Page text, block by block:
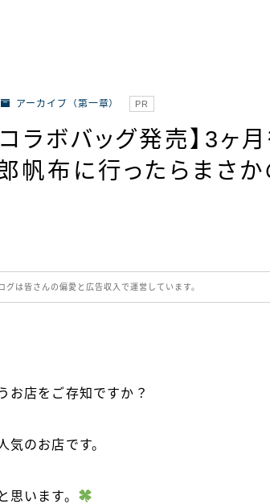
アーカイブ（第一章） PR
ラボバッグ発売】3ヶ
帆布に行ったらまさか
グは皆さんの偏愛と広告収入で運営しています。
お店をご存知ですか？
気のお店です。
思います。